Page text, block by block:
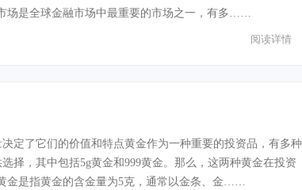
场是全球金融市场中最重要的市场之一，有多……
阅读详情
定了它们的价值和特点黄金作为一种重要的投资品，有多种
择，其中包括5g黄金和999黄金。那么，这两种黄金在投资
金是指黄金的含金量为5克，通常以金条、金……